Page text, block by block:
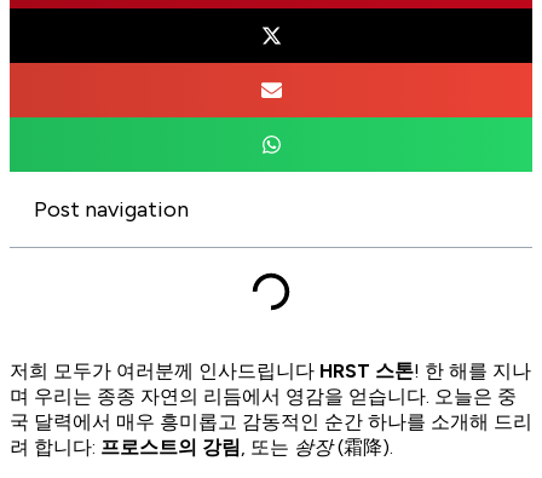
Post navigation
저희 모두가 여러분께 인사드립니다 HRST 스톤! 한 해를 지나
며 우리는 종종 자연의 리듬에서 영감을 얻습니다. 오늘은 중
국 달력에서 매우 흥미롭고 감동적인 순간 하나를 소개해 드리
려 합니다: 프로스트의 강림 , 또는 솽장(霜降).